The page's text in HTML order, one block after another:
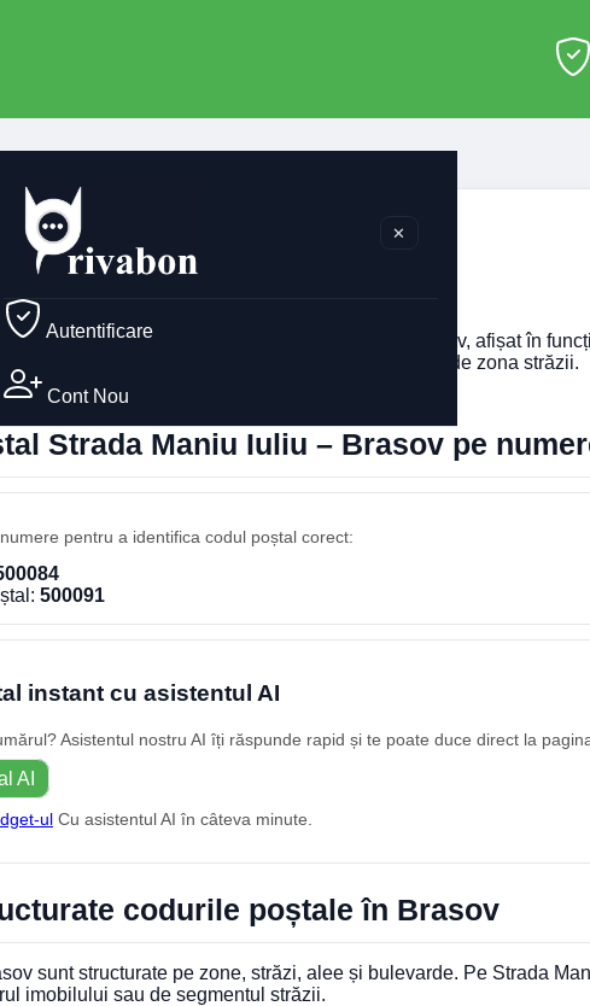
✕
Autentificare
Cont Nou
Maniu Iuliu Brasov
codul poștal pentru
din Brasov, afișat în
imobilului. Codul poștal poate diferi în funcție de zona străzii.
Strada Maniu Iuliu – Brasov pe
pentru a identifica codul poștal corect:
500091
instant cu asistentul AI
Asistentul nostru AI îți răspunde rapid și te poate duce direct la
AI
ul Cu asistentul AI în câteva minute.
codurile poștale în Brasov
sunt structurate pe zone, străzi, alee și bulevarde. Pe Strada
imobilului sau de segmentul străzii.